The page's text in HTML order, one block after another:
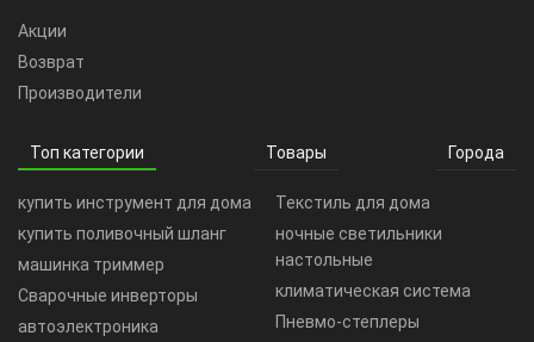
Акции
Возврат
Производители
Топ категории Товары Города
купить инструмент для дома
купить поливочный шланг
машинка триммер
Сварочные инверторы
автоэлектроника
Текстиль для дома
ночные светильники
настольные
климатическая система
Пневмо-степлеры